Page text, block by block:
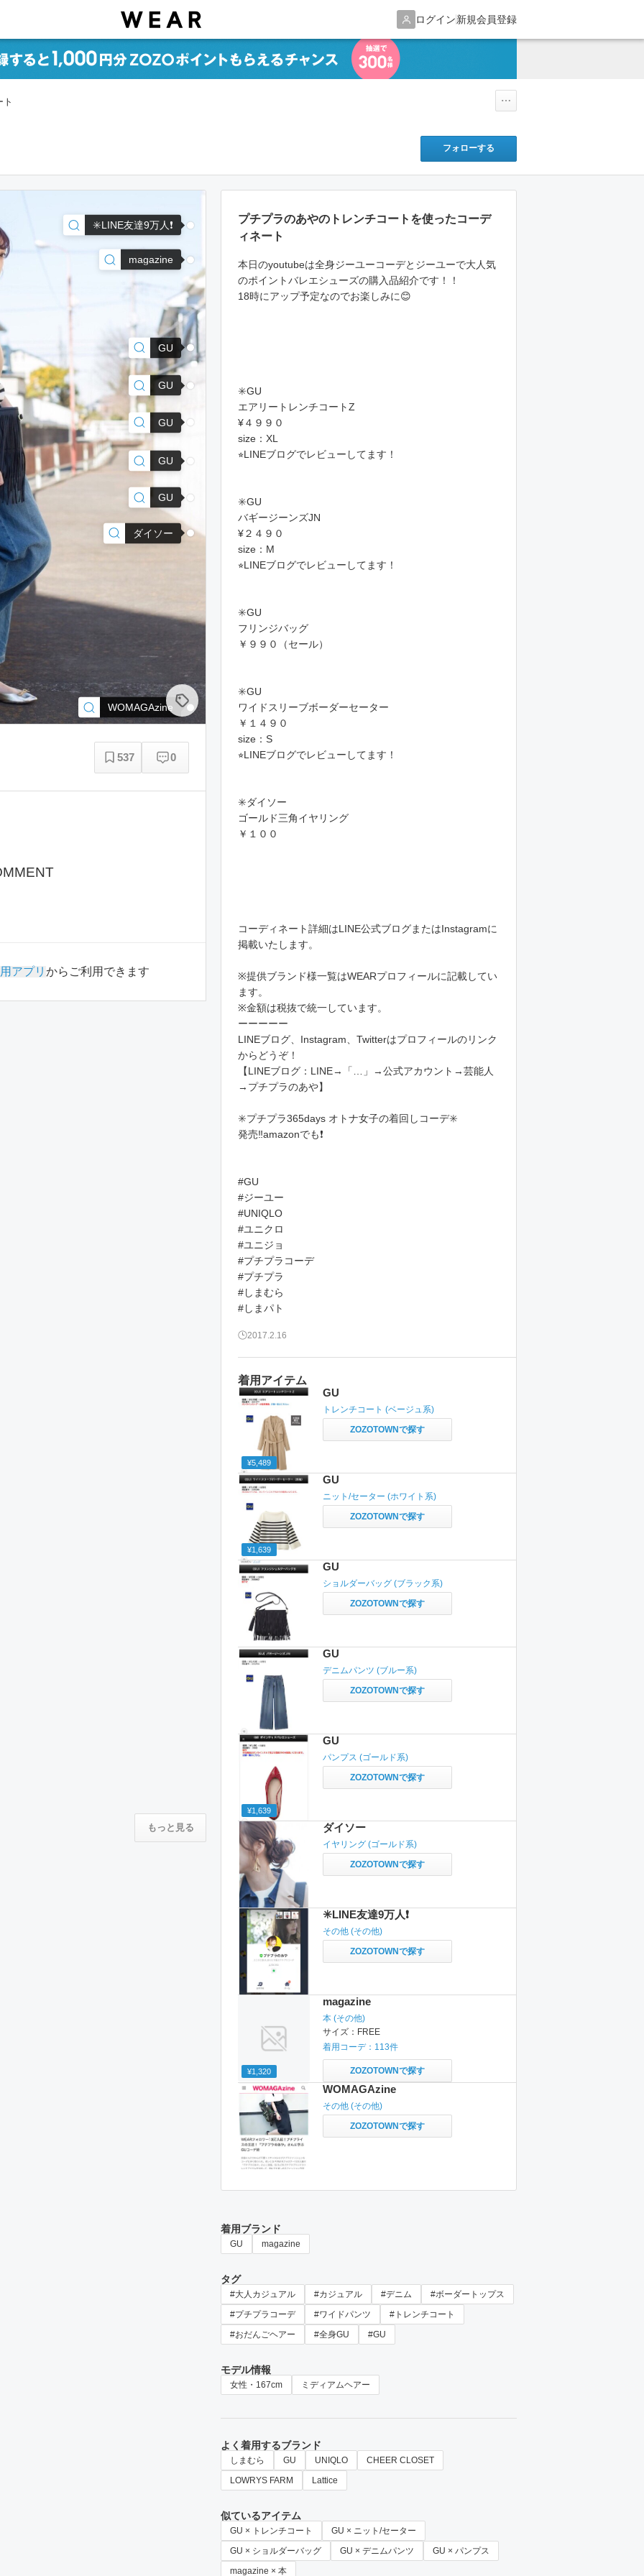
ログイン新規会員登録
フォローする
GU
GU
GU
GU
GU
ダイソー
✳️LINE友達9万人❗️
magazine
WOMAGAzine
537 0
アプリ からご利用できます
着用アイテム
¥5,489
GU
トレンチコート (ベージュ系)
ZOZOTOWNで探す
¥1,639
GU
ニット/セーター (ホワイト系)
ZOZOTOWNで探す
GU
ショルダーバッグ (ブラック系)
ZOZOTOWNで探す
GU
デニムパンツ (ブルー系)
ZOZOTOWNで探す
¥1,639
GU
パンプス (ゴールド系)
ZOZOTOWNで探す
ダイソー
イヤリング (ゴールド系)
ZOZOTOWNで探す
✳️LINE友達9万人❗️
その他 (その他)
ZOZOTOWNで探す
¥1,320
magazine
本 (その他)
サイズ： FREE
着用コーデ： 113件
ZOZOTOWNで探す
WOMAGAzine
その他 (その他)
ZOZOTOWNで探す
プチプラのあやのトレンチコートを使ったコーデ
ィネート
本日のyoutubeは全身ジーユーコーデとジーユーで大人気
のポイントバレエシューズの購入品紹介です！！
18時にアップ予定なのでお楽しみに😊
✳️GU
エアリートレンチコートZ
¥４９９０
size：XL
⭐︎LINEブログでレビューしてます！
✳️GU
バギージーンズJN
¥２４９０
size：M
⭐︎LINEブログでレビューしてます！
✳️GU
フリンジバッグ
￥９９０（セール）
✳️GU
ワイドスリーブボーダーセーター
￥１４９０
size：S
⭐︎LINEブログでレビューしてます！
✳️ダイソー
ゴールド三角イヤリング
￥１００
コーディネート詳細はLINE公式ブログまたはInstagramに
掲載いたします。
※提供ブランド様一覧はWEARプロフィールに記載してい
ます。
※金額は税抜で統一しています。
ーーーーー
LINEブログ、Instagram、Twitterはプロフィールのリンク
からどうぞ！
【LINEブログ：LINE→「…」→公式アカウント→芸能人
→プチプラのあや】
✳️プチプラ365days オトナ女子の着回しコーデ✳️
発売‼️amazonでも❗️
#GU
#ジーユー
#UNIQLO
#ユニクロ
#ユニジョ
#プチプラコーデ
#プチプラ
#しまむら
2017.2.16
着用ブランド
GU magazine
タグ
#大人カジュアル #カジュアル #デニム
#ボーダートップス
#プチプラコーデ
#ワイドパンツ
#トレンチコート
#おだんごヘアー
#全身GU #GU
モデル情報
女性・167cm ミディアムヘアー
よく着用するブランド
しまむら GU UNIQLO
CHEER CLOSET
LOWRYS FARM
Lattice
似ているアイテム
GU × トレンチコート
GU × ニット/セーター
GU × ショルダーバッグ
GU × デニムパンツ
GU × パンプス
magazine × 本
もっと見る